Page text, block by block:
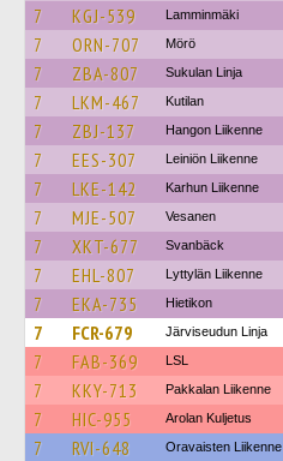
7 KGJ-539 Lamminmäki
7 ORN-707 Mörö
7 ZBA-807 Sukulan Linja
7 LKM-467 Kutilan
7 ZBJ-137 Hangon Liikenne
7 EES-307 Leiniön Liikenne
7 LKE-142 Karhun Liikenne
7 MJE-507 Vesanen
7 XKT-677 Svanbäck
7 EHL-807 Lyttylän Liikenne
7 EKA-735 Hietikon
7 FCR-679 Järviseudun Linja
7 FAB-369 LSL
7 KKY-713 Pakkalan Liikenne
7 HIC-955 Arolan Kuljetus
7 RVI-648 Oravaisten Liikenne